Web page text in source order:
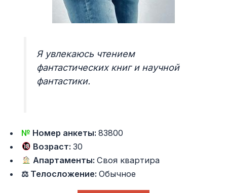
Я увлекаюсь чтением
фантастических книг и научной
фантастики.
№ Номер анкеты:83800
Возраст:30
Апартаменты:Своя квартира
⚖ Телосложение:Обычное